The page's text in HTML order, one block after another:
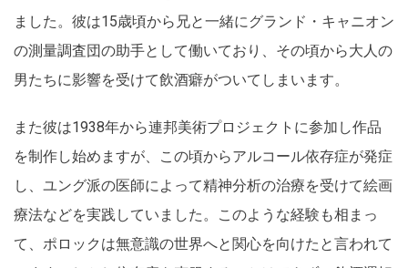
ました。彼は15歳頃から兄と一緒にグランド・キャニオン
の測量調査団の助手として働いており、その頃から大人の
男たちに影響を受けて飲酒癖がついてしまいます。
また彼は1938年から連邦美術プロジェクトに参加し作品
を制作し始めますが、この頃からアルコール依存症が発症
し、ユング派の医師によって精神分析の治療を受けて絵画
療法などを実践していました。このような経験も相まっ
て、ポロックは無意識の世界へと関心を向けたと言われて